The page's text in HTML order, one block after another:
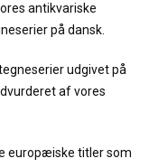
antikvariske
på dansk.
udgivet på
af vores
europæiske titler som